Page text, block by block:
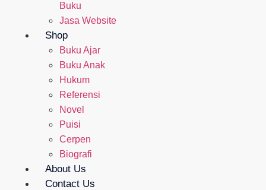
Buku
Jasa Website
Shop
Buku Ajar
Buku Anak
Hukum
Referensi
Novel
Puisi
Cerpen
Biografi
About Us
Contact Us